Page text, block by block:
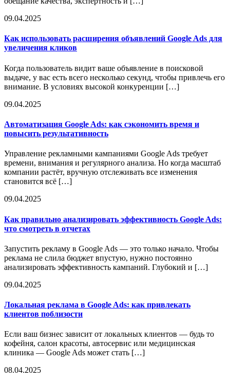
09.04.2025
Как использовать расширения объявлений Google Ads для
увеличения кликов
Когда пользователь видит ваше объявление в поисковой
выдаче, у вас есть всего несколько секунд, чтобы привлечь его
внимание. В условиях высокой конкуренции […]
09.04.2025
Автоматизация Google Ads: как сэкономить время и
повысить результативность
Управление рекламными кампаниями Google Ads требует
времени, внимания и регулярного анализа. Но когда масштаб
компании растёт, вручную отслеживать все изменения
становится всё […]
09.04.2025
Как правильно анализировать эффективность Google Ads:
что смотреть в отчетах
Запустить рекламу в Google Ads — это только начало. Чтобы
реклама не слила бюджет впустую, нужно постоянно
анализировать эффективность кампаний. Глубокий и […]
09.04.2025
Локальная реклама в Google Ads: как привлекать
клиентов поблизости
Если ваш бизнес зависит от локальных клиентов — будь то
кофейня, салон красоты, автосервис или медицинская
клиника — Google Ads может стать […]
08.04.2025